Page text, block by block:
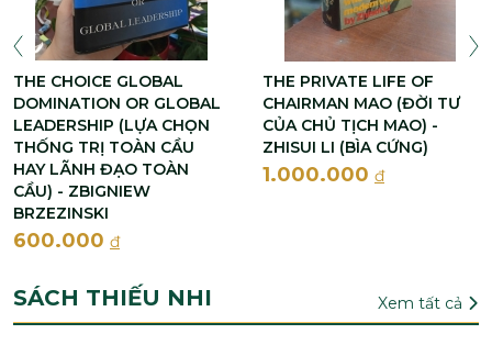
THE CHOICE GLOBAL
DOMINATION OR GLOBAL
LEADERSHIP (LỰA CHỌN
THỐNG TRỊ TOÀN CẦU
HAY LÃNH ĐẠO TOÀN
CẦU) - ZBIGNIEW
BRZEZINSKI
600.000 đ
THE PRIVATE LIFE OF
CHAIRMAN MAO (ĐỜI TƯ
CỦA CHỦ TỊCH MAO) -
ZHISUI LI (BÌA CỨNG)
1.000.000 đ
SÁCH THIẾU NHI Xem tất cả